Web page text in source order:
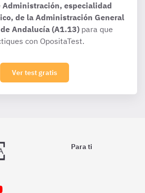
Administración, especialidad
de la Administración General
Andalucía (A1.13)para que
con OpositaTest.
Ver test gratis
Para ti